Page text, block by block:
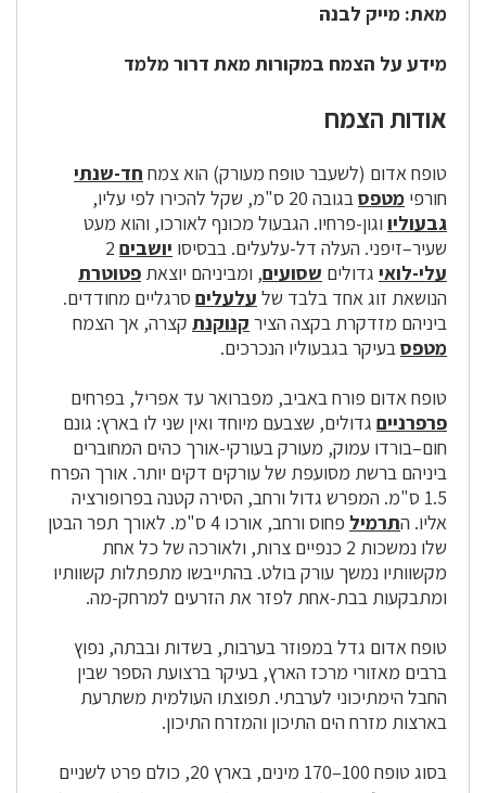
מאת: מייק לבנה
מידע על הצמח במקורות מאת דרור מלמד
אודות הצמח
טופח אדום (לשעבר טופח מעורק) הוא צמח חד-שנתי
חורפי מטפסבגובה 20 ס"מ, שקל להכירו לפי עליו,
גבעוליו וגון-פרחיו. הגבעול מכונף לאורכו, והוא מעט
שעיר–זיפני. העלה דל-עלעלים. בבסיסו יושבים
עלי-לואי גדולים שסועים, ומביניהם יוצאת פטוטרת
הנושאת זוג אחד בלבד של עלעלים סרגליים מחודדים.
ביניהם מזדקרת בקצה הציר קנוקנת קצרה, אך הצמח
מטפסבעיקר בגבעוליו הנכרכים.
טופח אדום פורח באביב, מפברואר עד אפריל, בפרחים
פרפרניים גדולים, שצבעם מיוחד ואין שני לו בארץ: גונם
חום–בורדו עמוק, מעורק בעורקי-אורך כהים המחוברים
ביניהם ברשת מסועפת של עורקים דקים יותר. אורך הפרח
1.5 ס"מ. המפרש גדול ורחב, הסירה קטנה בפרופורציה
אליו. התרמיל
פחוס ורחב, אורכו 4 ס"מ. לאורך תפר הבטן
שלו נמשכות 2 כנפיים צרות, ולאורכה של כל אחת
מקשוותיו נמשך עורק בולט. בהתייבשו מתפתלות קשוותיו
ומתבקעות בבת-אחת לפזר את הזרעים למרחק-מה.
טופח אדום גדל במפוזר בערבות, בשדות ובבתה, נפוץ
ברבים מאזורי מרכז הארץ, בעיקר ברצועת הספר שבין
החבל הימתיכוני לערבתי. תפוצתו העולמית משתרעת
בארצות מזרח הים התיכון והמזרח התיכון.
בסוג טופח 100–170 מינים, בארץ 20, כולם פרט לשניים